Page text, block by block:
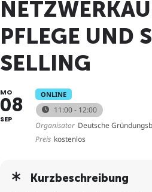
PFLEGE UND
SELLING
MO
08
SEP
ONLINE
11:00 - 12:00
Organisator Deutsche
Preis kostenlos
Kurzbeschreibung